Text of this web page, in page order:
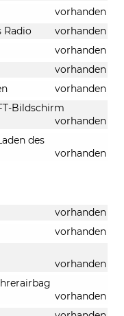
vorhanden
Radio
vorhanden
vorhanden
vorhanden
vorhanden
Bildschirm
vorhanden
des
vorhanden
vorhanden
vorhanden
vorhanden
vorhanden